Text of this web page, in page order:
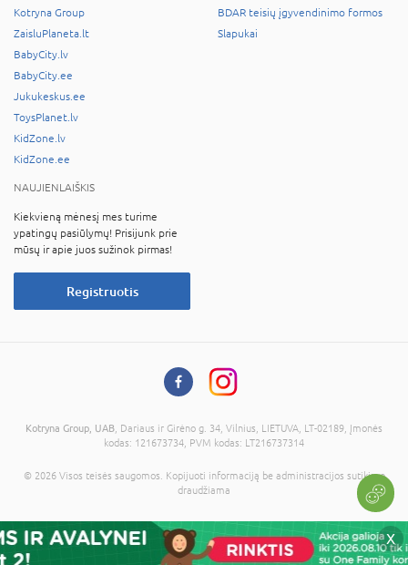
Į krepšelį
X
Kotryna Group
ZaisluPlaneta.lt
BabyCity.lv
BabyCity.ee
Jukukeskus.ee
ToysPlanet.lv
KidZone.lv
KidZone.ee
BDAR teisių įgyvendinimo formos
Slapukai
NAUJIENLAIŠKIS
Kiekvieną mėnesį mes turime
ypatingų pasiūlymų! Prisijunk prie
mūsų ir apie juos sužinok pirmas!
Registruotis
Kotryna Group, UAB , Dariaus ir Girėno g. 34, Vilnius, LIETUVA, LT-02189, Įmonės
kodas: 121673734, PVM kodas: LT216737314
© 2026 Visos teisės saugomos. Kopijuoti informaciją be administracijos sutikimo
draudžiama